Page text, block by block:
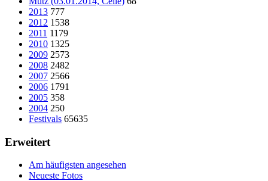
2013 777
2012 1538
2011 1179
2010 1325
2009 2573
2008 2482
2007 2566
2006 1791
2005 358
2004 250
Festivals 65635
Erweitert
Am häufigsten angesehen
Neueste Fotos